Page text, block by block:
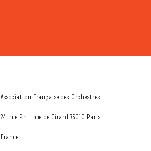
CONTACT
Association Française des Orchestres
24, rue Philippe de Girard 75010 Paris
France